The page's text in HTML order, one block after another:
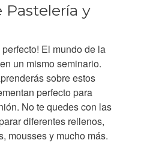
y
El mundo de la
un mismo seminario.
sobre estos
perfecto para
No te quedes con las
diferentes rellenos,
mousses y mucho más.